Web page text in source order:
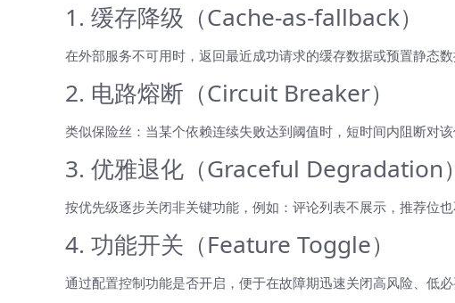
1. 缓存降级（Cache-as-fallback）
在外部服务不可用时，返回最近成功请求的缓存数据或预置静态
2. 电路熔断（Circuit Breaker）
类似保险丝：当某个依赖连续失败达到阈值时，短时间内阻断对
3. 优雅退化（Graceful Degradation）
按优先级逐步关闭非关键功能，例如：评论列表不展示，推荐位
4. 功能开关（Feature Toggle）
通过配置控制功能是否开启，便于在故障期迅速关闭高风险、低必